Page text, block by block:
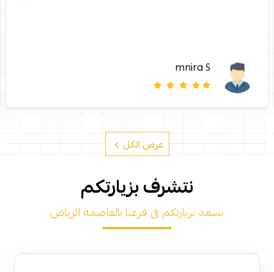
mnira S
عرض الكل
نتشرف بزيارتكم
نسعد بزيارتكم فى فرعنا بالعاصمة الرياض